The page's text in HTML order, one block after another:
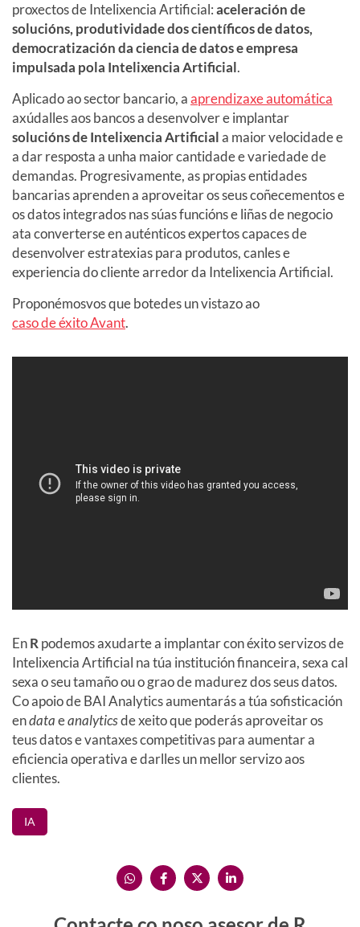
proxectos de Intelixencia Artificial:aceleración de
solucións, produtividade dos científicos de datos,
democratización da ciencia de datos e empresa
impulsada pola IntelixenciaArtificial.
Aplicado ao sector bancario, aaprendizaxe automática
axúdalles aos bancos a desenvolver e implantar
solucións de Intelixencia Artificiala maior velocidade e
a dar resposta a unha maior cantidade e variedade de
demandas. Progresivamente, as propias entidades
bancarias aprenden a aproveitar os seus coñecementos e
os datos integrados nas súas funcións e liñas de negocio
ata converterse en auténticos expertos capaces de
desenvolver estratexias para produtos, canles e
experiencia do cliente arredor da Intelixencia Artificial.
Proponémosvos que botedes un vistazo ao
caso de éxito Avant.
EnRpodemos axudarte a implantar con éxito servizos de
Intelixencia Artificial na túa institución financeira, sexa cal
sexa o seu tamaño ou o grao de madurez dos seus datos.
Co apoio de BAI Analytics aumentarás a túa sofisticación
endataeanalyticsde xeito que poderás aproveitar os
teus datos e vantaxes competitivas para aumentar a
eficiencia operativa e darlles un mellor servizo aos
clientes.
IA